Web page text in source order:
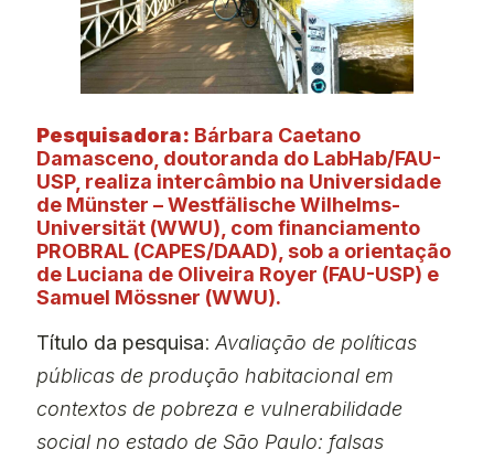
Pesquisadora: Bárbara Caetano
Damasceno, doutoranda do LabHab/FAU-
USP, realiza intercâmbio na Universidade
de Münster – Westfälische Wilhelms-
Universität (WWU), com financiamento
PROBRAL (CAPES/DAAD), sob a orientação
de Luciana de Oliveira Royer (FAU-USP) e
Samuel Mössner (WWU).
Título da pesquisa:Avaliação de políticas
públicas de produção habitacional em
contextos de pobreza e vulnerabilidade
social no estado de São Paulo: falsas